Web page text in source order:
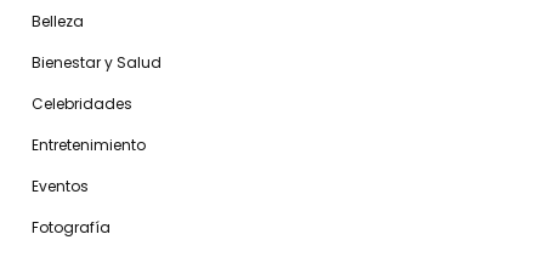
Belleza
Bienestar y Salud
Celebridades
Entretenimiento
Eventos
Fotografía